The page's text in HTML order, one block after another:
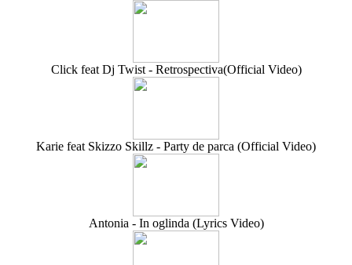
Click feat Dj Twist - Retrospectiva(Official Video)
Karie feat Skizzo Skillz - Party de parca (Official Video)
Antonia - In oglinda (Lyrics Video)